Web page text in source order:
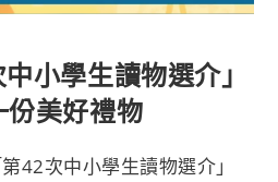
小學生讀物選介」
美好禮物
42次中小學生讀物選介」